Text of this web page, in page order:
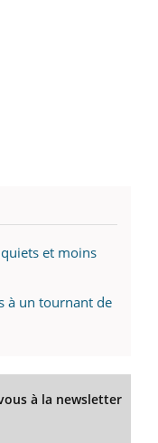
et moins
à un tournant de
à la newsletter